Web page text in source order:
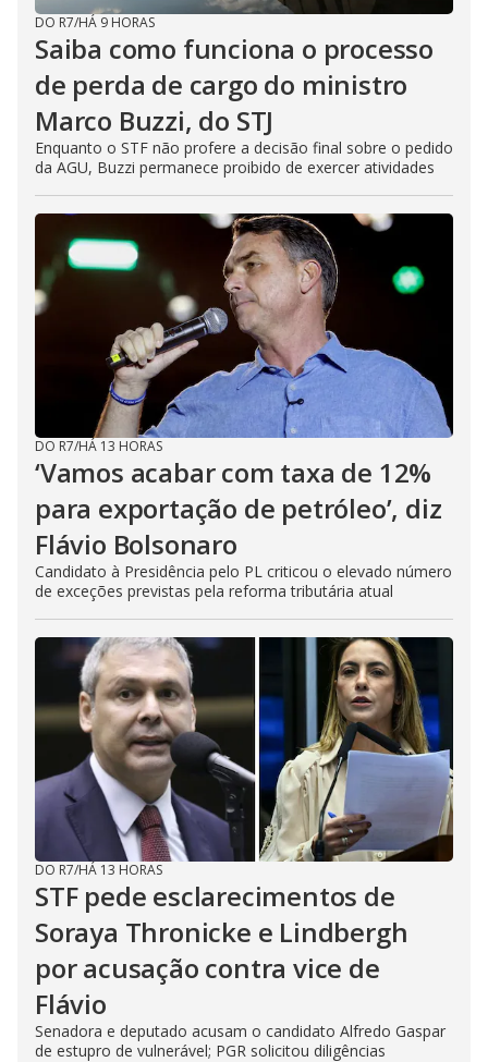
DO R7/HÁ 9 HORAS
Saiba como funciona o processo
de perda de cargo do ministro
Marco Buzzi, do STJ
Enquanto o STF não profere a decisão final sobre o pedido
da AGU, Buzzi permanece proibido de exercer atividades
DO R7/HÁ 13 HORAS
‘Vamos acabar com taxa de 12%
para exportação de petróleo’, diz
Flávio Bolsonaro
Candidato à Presidência pelo PL criticou o elevado número
de exceções previstas pela reforma tributária atual
DO R7/HÁ 13 HORAS
STF pede esclarecimentos de
Soraya Thronicke e Lindbergh
por acusação contra vice de
Flávio
Senadora e deputado acusam o candidato Alfredo Gaspar
de estupro de vulnerável; PGR solicitou diligências